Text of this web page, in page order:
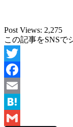
Post Views: 2,275
この記事をSNSで
Twitter
Facebook
Email
Hatena